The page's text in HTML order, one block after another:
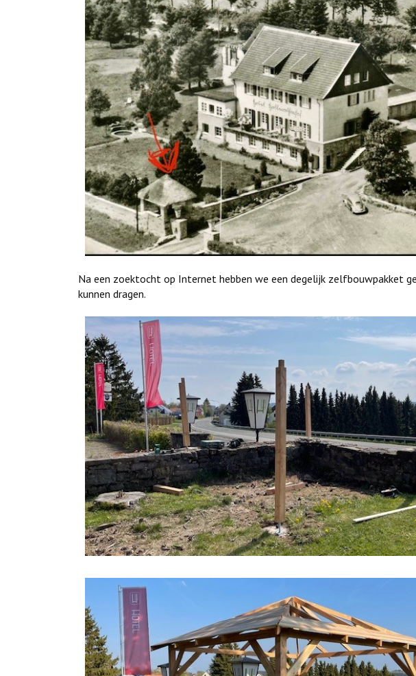
Na een zoektocht op Internet hebben we een degelijk zelfbouwpakket
kunnen dragen.